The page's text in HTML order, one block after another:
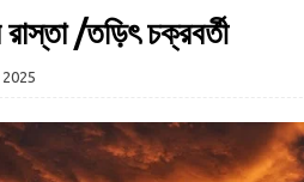
রাস্তা /তড়িৎ চক্রবর্তী